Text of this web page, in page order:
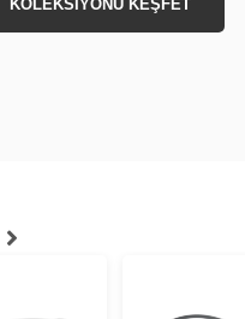
KOLEKSİYONU KEŞFET